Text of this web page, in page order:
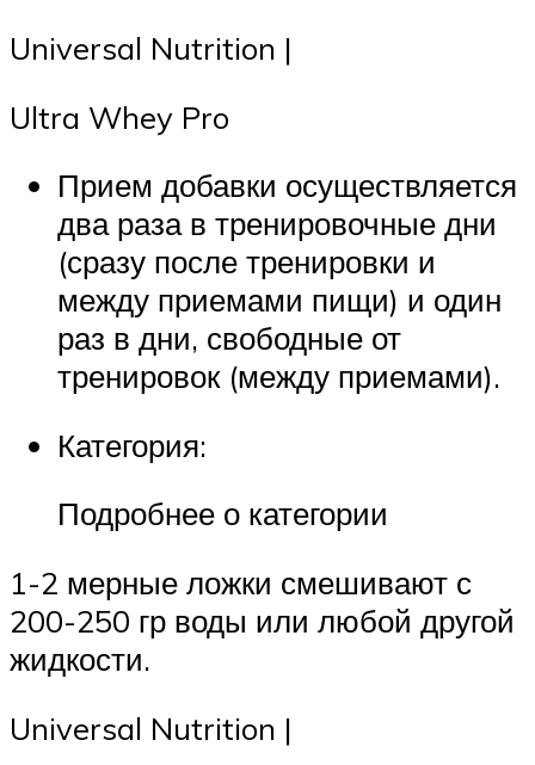
Universal Nutrition |
Ultra Whey Pro
Прием добавки осуществляется
два раза в тренировочные дни
(сразу после тренировки и
между приемами пищи) и один
раз в дни, свободные от
тренировок (между приемами).
Категория:
Подробнее о категории
1-2 мерные ложки смешивают с
200-250 гр воды или любой другой
жидкости.
Universal Nutrition |